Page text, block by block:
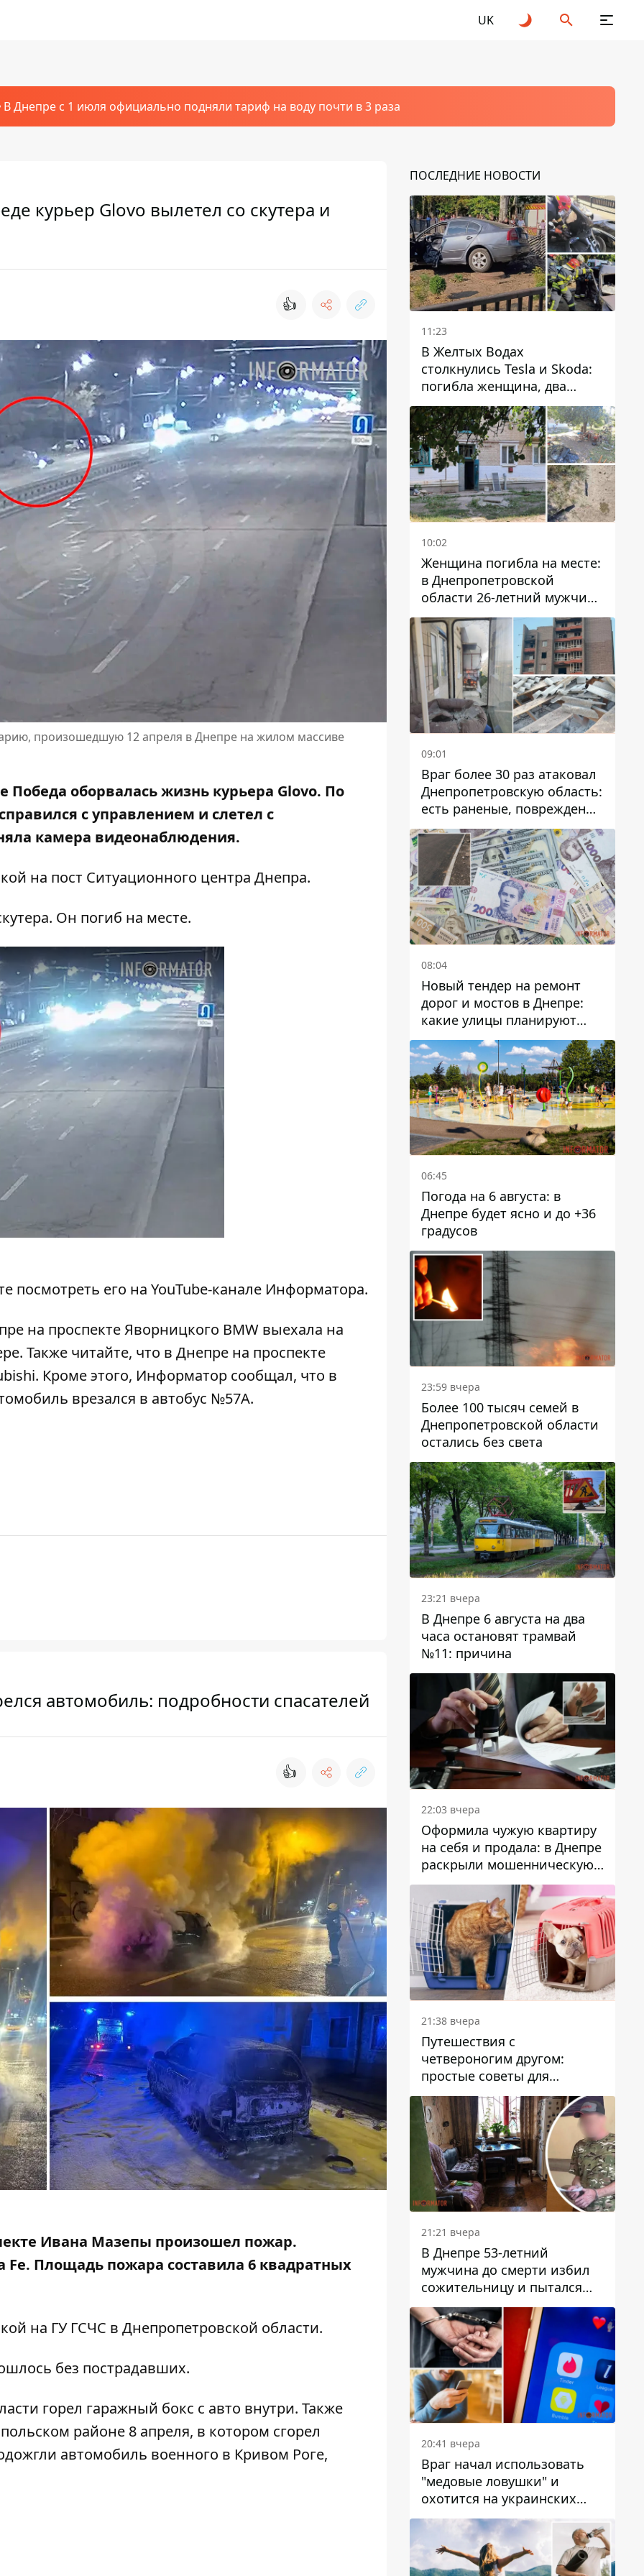
UK
В Днепре с 1 июля официально подняли тариф на воду почти в 3 раза
курьер Glovo вылетел со скутера и
👍
произошедшую 12 апреля в Днепре на жилом массиве
Победа оборвалась жизнь курьера Glovo. По
с управлением и слетел с
камера видеонаблюдения.
на пост Ситуационного центра Днепра.
Он погиб на месте.
посмотреть его на YouTube-канале Информатора.
на проспекте Яворницкого BMW выехала на
. Также читайте, что в Днепре на проспекте
. Кроме этого, Информатор сообщал, что в
врезался в автобус №57А.
автомобиль: подробности спасателей
👍
Ивана Мазепы произошел пожар.
Fe. Площадь пожара составила 6 квадратных
на ГУ ГСЧС в Днепропетровской области.
без пострадавших.
горел гаражный бокс с авто внутри. Также
районе 8 апреля, в котором сгорел
автомобиль военного в Кривом Роге,
ПОСЛЕДНИЕ НОВОСТИ
11:23
В Желтых Водах
столкнулись Tesla и Skoda:
погибла женщина, два
человека пострадали
10:02
Женщина погибла на месте:
в Днепропетровской
области 26-летний мужчина
избил трех человек
металлическим предметом
09:01
Враг более 30 раз атаковал
Днепропетровскую область:
есть раненые, повреждены
лицей, дома и предприятия
08:04
Новый тендер на ремонт
дорог и мостов в Днепре:
какие улицы планируют
обновить и сколько
десятков миллионов гривен
на это хотят потратить
06:45
Погода на 6 августа: в
Днепре будет ясно и до +36
градусов
23:59 вчера
Более 100 тысяч семей в
Днепропетровской области
остались без света
23:21 вчера
В Днепре 6 августа на два
часа остановят трамвай
№11: причина
22:03 вчера
Оформила чужую квартиру
на себя и продала: в Днепре
раскрыли мошенническую
схему с недвижимостью
21:38 вчера
Путешествия с
четвероногим другом:
простые советы для
поездок с животными
21:21 вчера
В Днепре 53-летний
мужчина до смерти избил
сожительницу и пытался
скрыть преступление:
детали
20:41 вчера
Враг начал использовать
"медовые ловушки" и
охотится на украинских
военнослужащих